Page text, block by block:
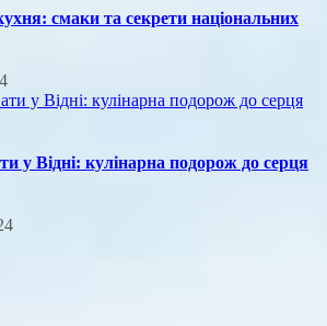
смаки та секрети національних
у Відні: кулінарна подорож до серця